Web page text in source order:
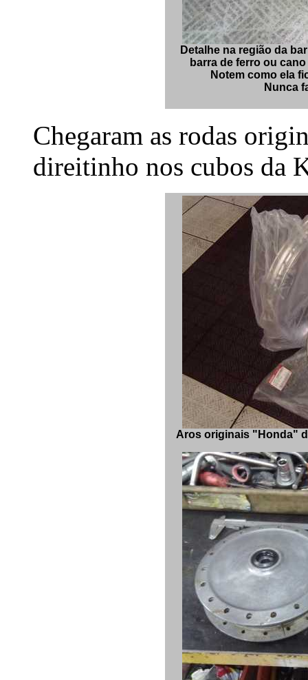
Detalhe na região da
barra de ferro ou
Notem como ela
Nunca
Chegaram as rodas
direitinho nos cubos da
Aros originais "Honda"